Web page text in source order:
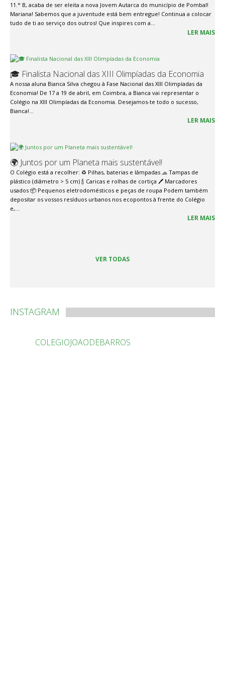
11.° B, acaba de ser eleita a nova Jovem Autarca do município de Pombal!
Mariana! Sabemos que a juventude está bem entregue! Continua a colocar
tudo de ti ao serviço dos outros! Que inspires com a...
LER MAIS
🎓 Finalista Nacional das XIII Olimpíadas da Economia
A nossa aluna Bianca Silva chegou à Fase Nacional das XIII Olimpíadas da
Economia! De 17 a 19 de abril, em Coimbra, a Bianca vai representar o
Colégio na XIII Olimpíadas da Economia. Desejamos-te todo o sucesso,
Bianca!...
LER MAIS
🌍 Juntos por um Planeta mais sustentável!
O Colégio está a recolher: ♻️ Pilhas, baterias e lâmpadas 🧢 Tampas de
plástico (diâmetro > 5 cm) 🍾 Caricas e rolhas de cortiça 🖊️ Marcadores
usados 📦 Pequenos eletrodomésticos e peças de roupa Podem também
depositar os vossos resíduos urbanos nos ecopontos à frente do Colégio
e,...
LER MAIS
VER TODAS
INSTAGRAM
COLEGIOJOAODEBARROS